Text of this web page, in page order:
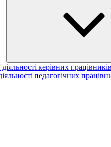
керівних
педагогічних